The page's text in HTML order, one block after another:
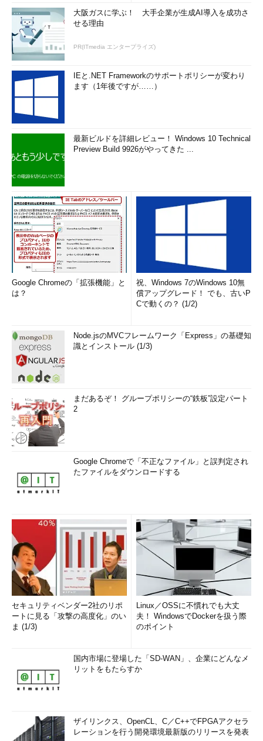
大阪ガスに学ぶ！ 大手企業が生成AI導入を成功さ
せる理由
PR(ITmedia エンタープライズ)
IEと.NET Frameworkのサポートポリシーが変わり
ます（1年後ですが……）
最新ビルドを詳細レビュー！ Windows 10 Technical
Preview Build 9926がやってきた ...
Google Chromeの「拡張機能」と
は？
祝、Windows 7のWindows 10無
償アップグレード！ でも、古いP
Cで動くの？ (1/2)
Node.jsのMVCフレームワーク「Express」の基礎知
識とインストール (1/3)
まだあるぞ！ グループポリシーの“鉄板”設定パート
2
Google Chromeで「不正なファイル」と誤判定され
たファイルをダウンロードする
セキュリティベンダー2社のリポ
ートに見る「攻撃の高度化」のい
ま (1/3)
Linux／OSSに不慣れでも大丈
夫！ WindowsでDockerを扱う際
のポイント
国内市場に登場した「SD-WAN」、企業にどんなメ
リットをもたらすか
ザイリンクス、OpenCL、C／C++でFPGAアクセラ
レーションを行う開発環境最新版のリリースを発表